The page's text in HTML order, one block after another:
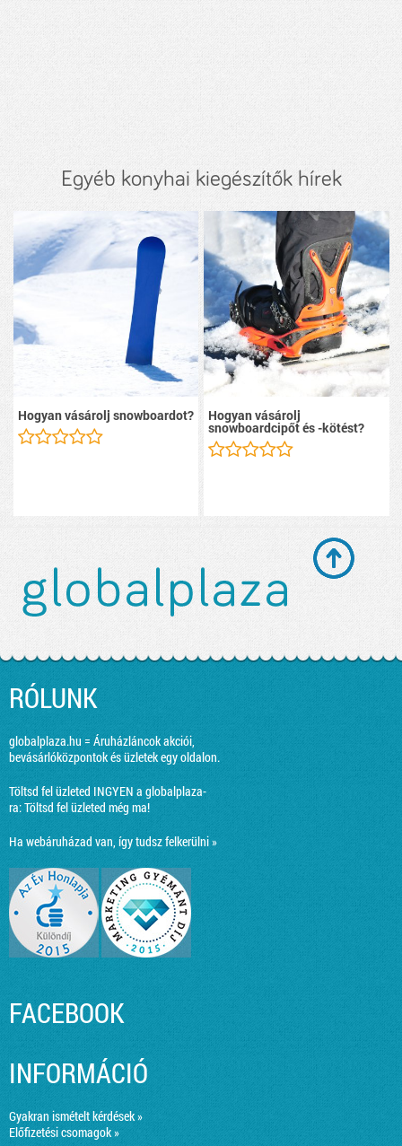
Egyéb konyhai kiegészítők hírek
Hogyan vásárolj snowboardot? Hogyan vásárolj
snowboardcipőt és -kötést?
RÓLUNK
globalplaza.hu = Áruházláncok akciói,
bevásárlóközpontok és üzletek egy oldalon.
Töltsd fel üzleted INGYEN a globalplaza-
ra:Töltsd fel üzleted még ma!
Ha webáruházad van, így tudsz felkerülni »
FACEBOOK
INFORMÁCIÓ
Gyakran ismételt kérdések »
Előfizetési csomagok »